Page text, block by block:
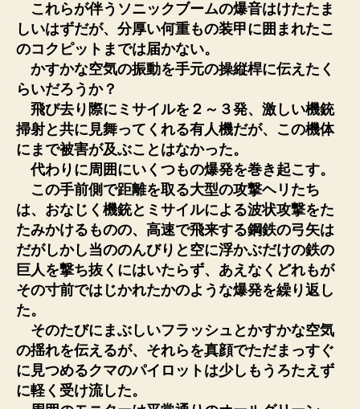
これらが伴うソニックブームの爆音はけたたま
しいはずだが、分厚い何重もの装甲に囲まれたこ
のコクピットまでは届かない。
かすかな空気の振動を手元の操縦桿に伝えたく
らいだろうか？
飛び去り際にミサイルを２～３発、激しい機銃
掃射と共に見舞ってくれる有人機だが、この機体
にまで被害が及ぶことはなかった。
代わりに周囲にいくつもの爆発を巻き起こす。
この手前側で距離を取る大型の攻撃ヘリたち
は、おなじく機銃とミサイルによる波状攻撃をた
たみかけるものの、高速で飛来する鋼鉄の弓矢は
だがしかし当ののんびりと空に浮かぶだけの鉄の
巨人を撃ち抜くにはいたらず、あえなくどれもが
その寸前ではじかれたかのような爆発を繰り返し
た。
そのたびにまぶしいフラッシュとかすかな空気
の揺れを伝えるが、それらを真顔でただまっすぐ
に見つめるクマのパイロットは少しもうろたえず
に軽く受け流した。